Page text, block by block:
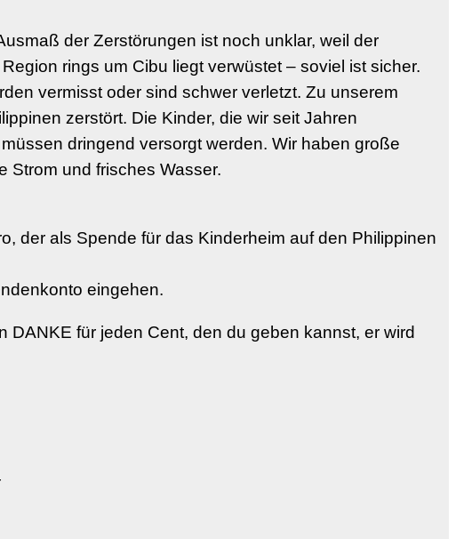
der Zerstörungen ist noch unklar, weil der
rings um Cibu liegt verwüstet – soviel ist sicher.
vermisst oder sind schwer verletzt. Zu unserem
zerstört. Die Kinder, die wir seit Jahren
dringend versorgt werden. Wir haben große
Strom und frisches Wasser.
der als Spende für das Kinderheim auf den Philippinen
eingehen.
für jeden Cent, den du geben kannst, er wird